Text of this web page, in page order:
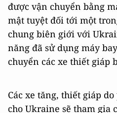
được vận chuyển bằng
mật tuyệt đối tới một
chung biên giới với
năng đã sử dụng máy
chuyển các xe thiết giáp
Các xe tăng, thiết giáp
cho Ukraine sẽ tham gia